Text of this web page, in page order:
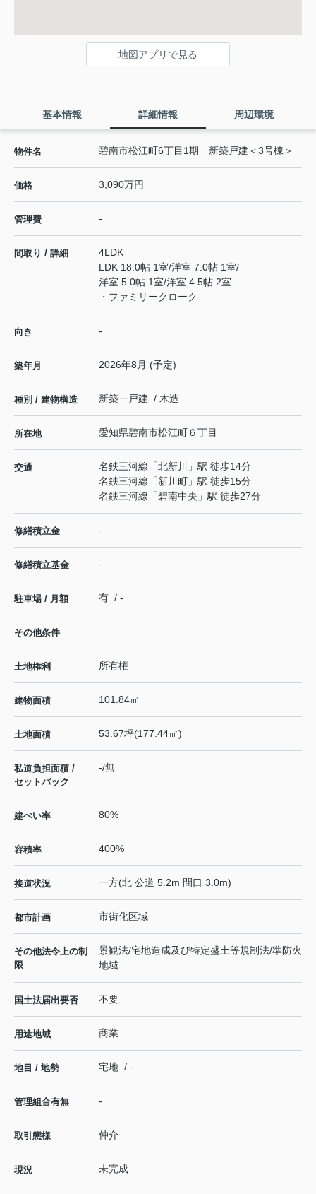
地図アプリで見る
基本情報 詳細情報 周辺環境
物件名 碧南市松江町6丁目1期 新築戸建＜3号棟＞
価格 3,090万円
管理費 -
間取り / 詳細
4LDK
LDK 18.0帖 1室/洋室 7.0帖 1室/
洋室 5.0帖 1室/洋室 4.5帖 2室
・ファミリークローク
向き -
築年月 2026年8月 (予定)
種別 / 建物構造 新築一戸建 / 木造
所在地 愛知県碧南市松江町６丁目
交通 名鉄三河線 「北新川
」駅 徒歩14分
名鉄三河線 「新川町 」駅 徒歩15分
名鉄三河線 「碧南中央 」駅 徒歩27分
修繕積立金 -
修繕積立基金 -
駐車場 / 月額 有 / -
その他条件
土地権利 所有権
建物面積 101.84㎡
土地面積 53.67坪(177.44㎡)
私道負担面積 /
セットバック
-/無
建ぺい率 80%
容積率 400%
接道状況 一方(北 公道 5.2m 間口 3.0m)
都市計画 市街化区域
その他法令上の制
限
景観法/宅地造成及び特定盛土等規制法/準防火
地域
国土法届出要否 不要
用途地域 商業
地目 / 地勢 宅地 / -
管理組合有無 -
取引態様 仲介
現況 未完成